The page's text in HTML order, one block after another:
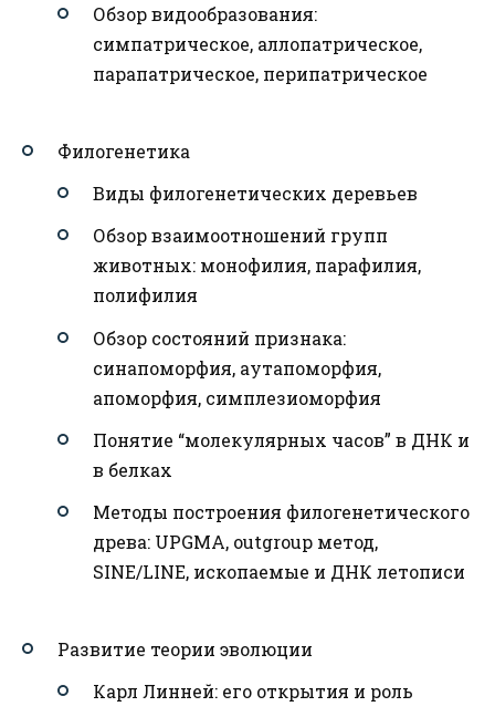
Обзор видообразования:
симпатрическое, аллопатрическое,
парапатрическое, перипатрическое
Филогенетика
Виды филогенетических деревьев
Обзор взаимоотношений групп
животных: монофилия, парафилия,
полифилия
Обзор состояний признака:
синапоморфия, аутапоморфия,
апоморфия, симплезиоморфия
Понятие “молекулярных часов” в ДНК и
в белках
Методы построения филогенетического
древа: UPGMA, outgroup метод,
SINE/LINE, ископаемые и ДНК летописи
Развитие теории эволюции
Карл Линней: его открытия и роль